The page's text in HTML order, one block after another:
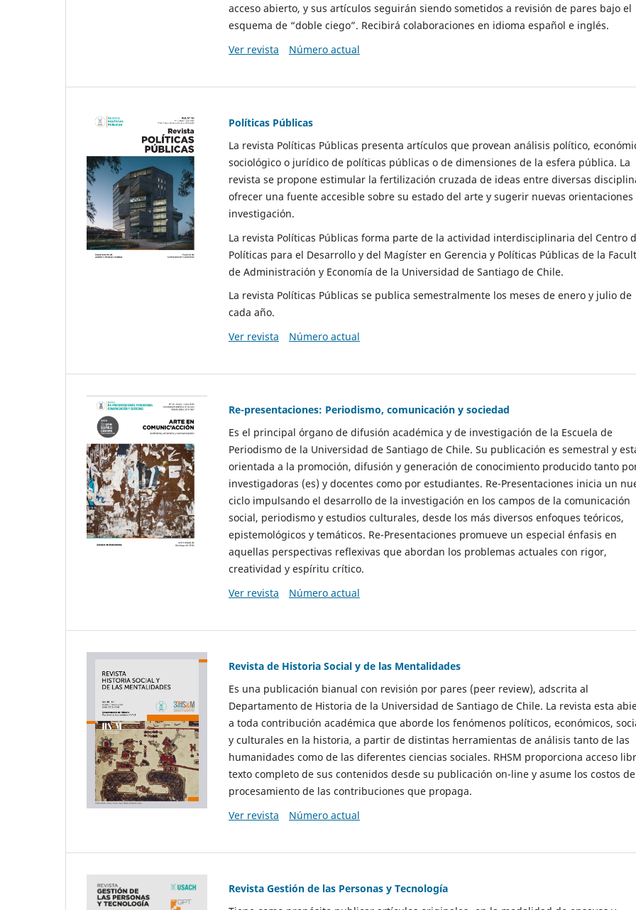
acceso abierto, y sus artículos seguirán siendo sometidos a revisión de pares bajo el
esquema de “doble ciego”. Recibirá colaboraciones en idioma español e inglés.
Ver revista
Número actual
Políticas Públicas
La revista Políticas Públicas presenta artículos que provean análisis político,
sociológico o jurídico de políticas públicas o de dimensiones de la esfera pública. La
revista se propone estimular la fertilización cruzada de ideas entre diversas
ofrecer una fuente accesible sobre su estado del arte y sugerir nuevas orientaciones
investigación.
La revista Políticas Públicas forma parte de la actividad interdisciplinaria del Centro
Políticas para el Desarrollo y del Magíster en Gerencia y Políticas Públicas de la
de Administración y Economía de la Universidad de Santiago de Chile.
La revista Políticas Públicas se publica semestralmente los meses de enero y julio de
cada año.
Ver revista
Número actual
Re-presentaciones: Periodismo, comunicación y sociedad
Es el principal órgano de difusión académica y de investigación de la Escuela de
Periodismo de la Universidad de Santiago de Chile. Su publicación es semestral y
orientada a la promoción, difusión y generación de conocimiento producido tanto
investigadoras (es) y docentes como por estudiantes. Re-Presentaciones inicia un
ciclo impulsando el desarrollo de la investigación en los campos de la comunicación
social, periodismo y estudios culturales, desde los más diversos enfoques teóricos,
epistemológicos y temáticos. Re-Presentaciones promueve un especial énfasis en
aquellas perspectivas reflexivas que abordan los problemas actuales con rigor,
creatividad y espíritu crítico.
Ver revista
Número actual
Revista de Historia Social y de las Mentalidades
Es una publicación bianual con revisión por pares (peer review), adscrita al
Departamento de Historia de la Universidad de Santiago de Chile. La revista esta
a toda contribución académica que aborde los fenómenos políticos, económicos,
y culturales en la historia, a partir de distintas herramientas de análisis tanto de las
humanidades como de las diferentes ciencias sociales. RHSM proporciona acceso
texto completo de sus contenidos desde su publicación on-line y asume los costos de
procesamiento de las contribuciones que propaga.
Ver revista
Número actual
Revista Gestión de las Personas y Tecnología